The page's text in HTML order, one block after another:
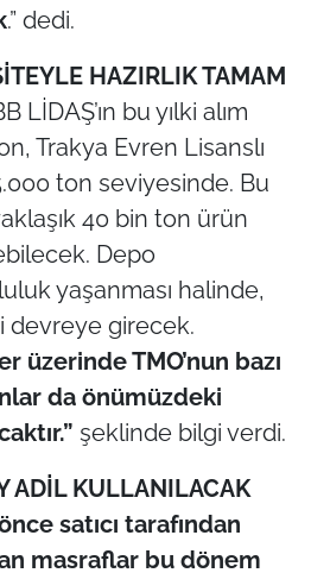
.” dedi.
HAZIRLIK TAMAM
LİDAŞ’ın bu yılki alım
Trakya Evren Lisanslı
ton seviyesinde. Bu
40 bin ton ürün
Depo
yaşanması halinde,
devreye girecek.
üzerinde TMO’nun bazı
da önümüzdeki
şeklinde bilgi verdi.
ADİL KULLANILACAK
satıcı tarafından
masraflar bu dönem